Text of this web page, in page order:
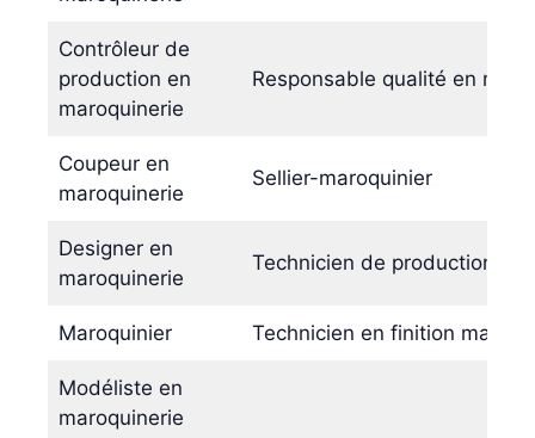
Contrôleur de
production en
maroquinerie
Responsable qualité en
Coupeur en
maroquinerie
Sellier-maroquinier
Designer en
maroquinerie
Technicien de production en
Maroquinier Technicien en finition
Modéliste en
maroquinerie